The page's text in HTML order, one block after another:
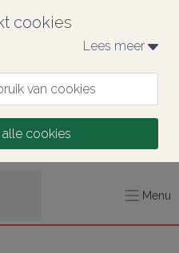
cookies
Lees meer
van cookies
cookies
Menu